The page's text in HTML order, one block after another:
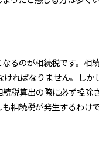
るのが相続税です。相
ればなりません。しか
税算出の際に必ず控除
相続税が発生するわけ